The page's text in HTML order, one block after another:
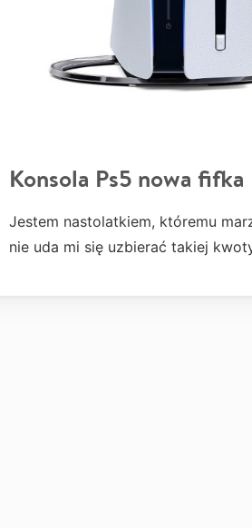
Konsola Ps5 nowa fifka
Jestem nastolatkiem, któremu
nie uda mi się uzbierać takiej